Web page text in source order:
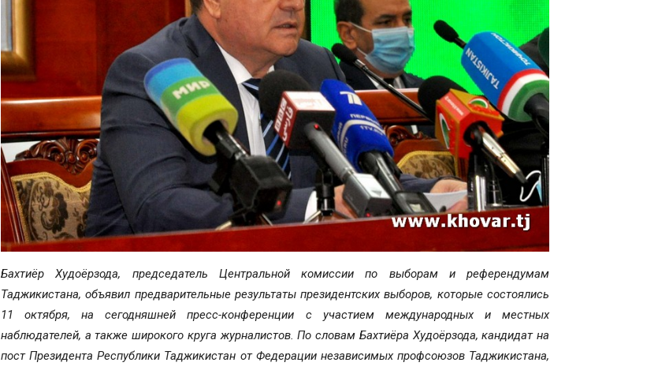
Бахтиёр Худоёрзода, председатель Центральной комиссии по выборам и референдумам
Таджикистана, объявил предварительные результаты президентских выборов, которые состоялись
11 октября, на сегодняшней пресс-конференции с участием международных и местных
наблюдателей, а также широкого круга журналистов. По словам Бахтиёра Худоёрзода, кандидат на
пост Президента Республики Таджикистан от Федерации независимых профсоюзов Таджикистана,